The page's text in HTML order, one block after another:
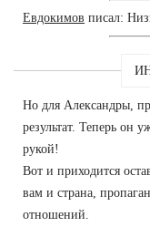
Евдокимов писал:
Но для Александры,
результат. Теперь он
рукой!
Вот и приходится
вам и страна,
отношений.